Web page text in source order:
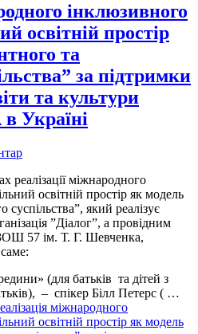
інклюзивного
освітній простір
та
за підтримки
та культури
Україні
реалізації міжнародного
освітній простір як модель
суспільства”, який реалізує
”Діалог”, а провідним
57 ім. Т. Г. Шевченка,
(для батьків та дітей з
– спікер Білл Петерс ( …
міжнародного
освітній простір як модель